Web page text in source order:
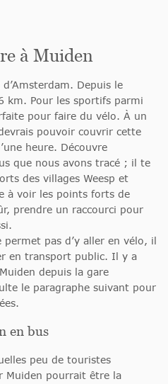
à Muiden
Depuis le
km. Pour les sportifs parmi
pour faire du vélo. À un
pouvoir couvrir cette
heure. Découvre
que nous avons tracé ; il te
des villages Weesp et
à voir les points forts de
prendre un raccourci pour
pas d’y aller en vélo, il
en transport public. Il y a
depuis la gare
le paragraphe suivant pour
en bus
peu de touristes
Muiden pourrait être la